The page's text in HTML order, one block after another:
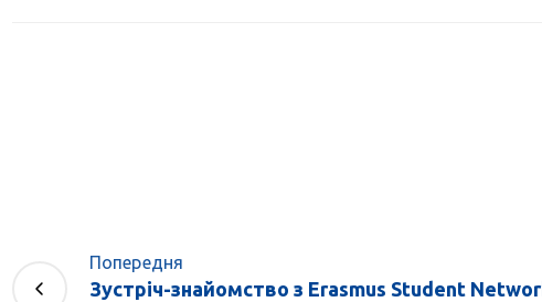
Попередня
Зустріч-знайомство з Erasmus Student